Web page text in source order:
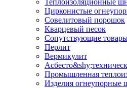
Цирконистые
Совелитовый порошок
Кварцевый песок
Сопутствующие
Перлит
Вермикулит
Промышленная
Изделия